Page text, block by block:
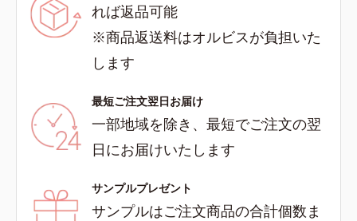
れば返品可能
※商品返送料はオルビスが負担いた
します
最短ご注文翌日お届け
一部地域を除き、最短でご注文の翌
日にお届けいたします
サンプルプレゼント
サンプルはご注文商品の合計個数ま